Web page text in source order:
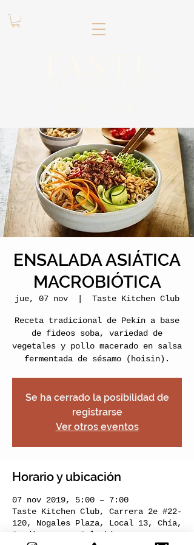
ENSALADA ASIÁTICA
MACROBIÓTICA
jue, 07 nov Taste Kitchen Club
Receta tradicional de Pekín a base
de fideos soba, variedad de
vegetales y pollo macerado en salsa
fermentada de sésamo (hoisin).
Se ha cerrado la posibilidad de
registrarse
Ver otros eventos
Horario y ubicación
07 nov 2019, 5:00 – 7:00
Taste Kitchen Club, Carrera 2e #22-
120, Nogales Plaza, Local 13, Chía,
Cundinamarca, Colombia